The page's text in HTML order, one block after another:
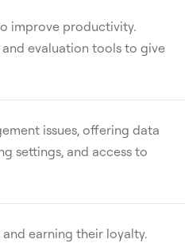
improve productivity.
evaluation tools to give
issues, offering data
settings, and access to
earning their loyalty.